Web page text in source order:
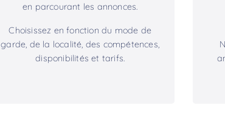
en parcourant les annonces.
Choisissez en fonction du mode de
garde, de la localité, des compétences,
disponibilités et tarifs.